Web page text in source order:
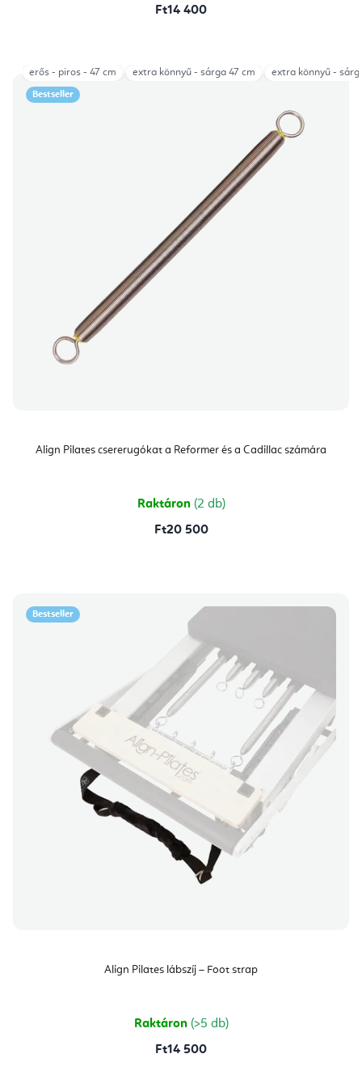
Ft14 400
Bestseller
Align Pilates csererugókat a Reformer és a Cadillac számára
Raktáron (2 db)
Ft20 500
erős - piros - 47 cm extra könnyű - sárga 47 cm extra könnyű -
Bestseller
Align Pilates lábszíj – Foot strap
Raktáron (>5 db)
Ft14 500